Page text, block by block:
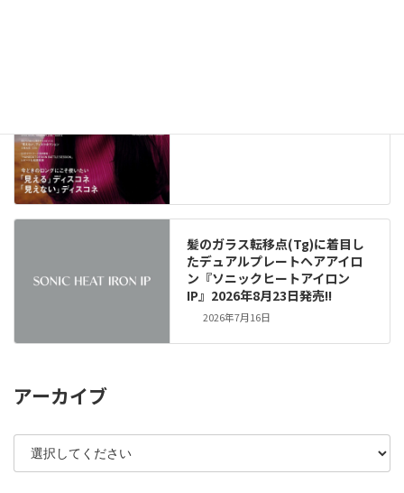
髪のガラス転移点(Tg)に着目し
たデュアルプレートヘアアイロ
ン『ソニックヒートアイロン
IP』2026年8月23日発売!!
2026年7月16日
アーカイブ